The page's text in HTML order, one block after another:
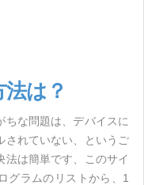
は？
ちな問題は、デバイスに
されていない、というご
法は簡単です、このサイ
グラムのリストから、1